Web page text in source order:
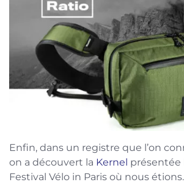
Enfin, dans un registre que l’on
on a découvert la Kernel présentée
Festival Vélo in Paris où nous étions.